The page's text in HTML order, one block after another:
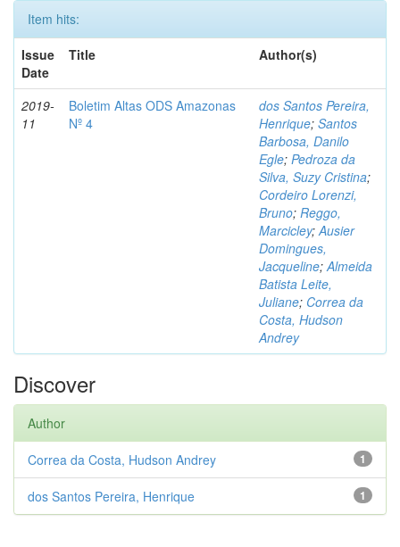
Item hits:
Issue
Date
Title Author(s)
2019-
11
Boletim Altas ODS Amazonas
Nº 4
dos Santos Pereira,
Henrique; Santos
Barbosa, Danilo
Egle; Pedroza da
Silva, Suzy Cristina;
Cordeiro Lorenzi,
Bruno; Reggo,
Marcicley;Ausier
Domingues,
Jacqueline;Almeida
Batista Leite,
Juliane; Correa da
Costa, Hudson
Andrey
Discover
Author
1
Correa da Costa, Hudson Andrey
1
dos Santos Pereira, Henrique